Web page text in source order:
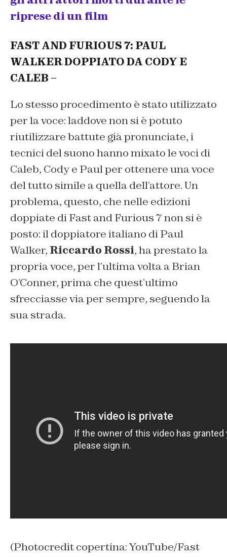
riprese di un film
FAST AND FURIOUS 7: PAUL
WALKER DOPPIATO DA CODY E
CALEB –
Lo stesso procedimento è stato utilizzato
per la voce: laddove non si è potuto
riutilizzare battute già pronunciate, i
tecnici del suono hanno mixato le voci di
Caleb, Cody e Paul per ottenere una voce
del tutto simile a quella dell’attore. Un
problema, questo, che nelle edizioni
doppiate di Fast and Furious 7 non si è
posto: il doppiatore italiano di Paul
Walker, Riccardo Rossi, ha prestato la
propria voce, per l’ultima volta a Brian
O’Conner, prima che quest’ultimo
sfrecciasse via per sempre, seguendo la
sua strada.
(Photocredit copertina: YouTube/Fast